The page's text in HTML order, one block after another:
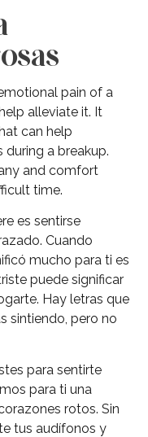
pain of a
alleviate it. It
can help
a breakup.
and comfort
time.
es sentirse
Cuando
mucho para ti es
puede significar
Hay letras que
sintiendo, pero no
para sentirte
para ti una
rotos. Sin
tus audífonos y